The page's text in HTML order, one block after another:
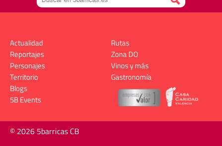
Actualidad
Reportajes
Personajes
Territorio
Rutas
Zona DO
Vinos y más
Gastronomía
Blogs
5B Events
© 2026 5barricas CB